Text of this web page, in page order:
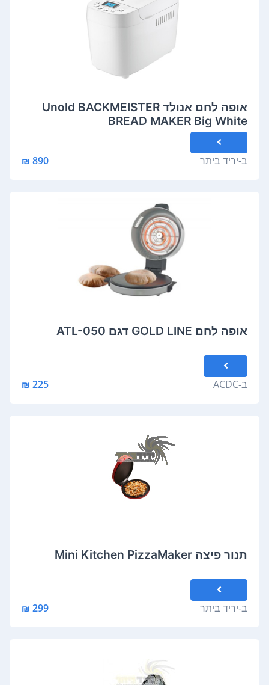
אופה לחם אנולד Unold BACKMEISTER
BREAD MAKER Big White
ב-יריד ביתר 890 ₪
אופה לחם GOLD LINE דגם ATL-050
ב-ACDC
225 ₪
תנור פיצה Mini Kitchen PizzaMaker
ב-יריד ביתר 299 ₪